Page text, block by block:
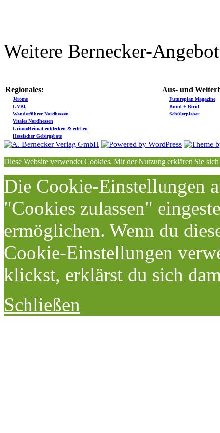
Weitere Bernecker-
Regionales: Aus- und
Jérôme
Futureplan Magazine
GVBl.
Bund + Beruf
Wanderführer Nordhessen
Schülerplaner
Vitales Nordhessen
GrimmHeimat entdecken & erleben
Hessischer Gebirgsbote
Diese Website verwendet Cookies. Mit der Nutzung erklären Sie
Die Cookie-Einstellungen
"Cookies zulassen"
ermöglichen. Wenn du
Cookie-Einstellungen
klickst, erklärst du sich
Schließen